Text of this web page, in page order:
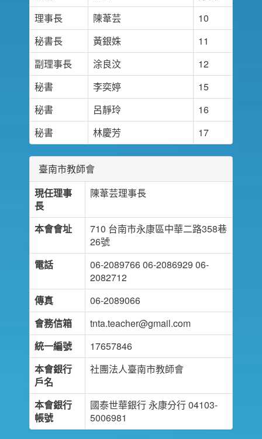
理事長
陳葦芸
10
秘書長
黃銀姝
11
副理事長
涂良汶
12
秘書
李奕婷
15
秘書
呂靜玲
16
秘書
林慶芳 17
臺南市教師會
現任理事
長
陳葦芸理事長
本會會址
710 台南市永康區中華二路358巷
26號
電話
06-2089766 06-2086929 06-
2082712
傳真
06-2089066
會務信箱
tnta.teacher@gmail.com
統一編號
17657846
本會銀行
戶名
社團法人臺南市教師會
本會銀行
帳號
國泰世華銀行 永康分行 04103-
5006981